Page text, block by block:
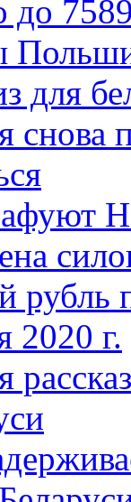
до
для
снова
рубль
2020 г.